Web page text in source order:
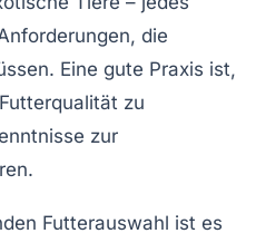
die
Eine gute Praxis ist,
Futterqualität zu
zur
Futterauswahl ist es